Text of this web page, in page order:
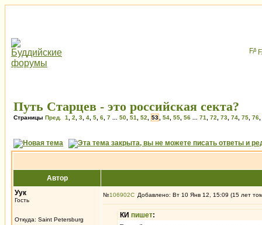
Путь Старцев - это российская секта?
Страницы Пред. 1 2 3 4 5 6 7 50 51 52 53 54 55 56 71 72 73 74 75 76
Автор
Уук
Гость
Откуда: Saint Petersburg
№106902 Добавлено: Вт 10 Янв 12, 15:09 (15 лет
КИ пишет: